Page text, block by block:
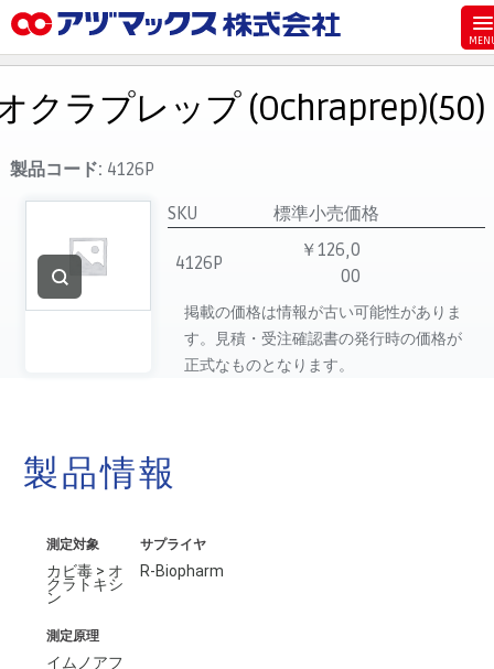
お気に入り
お買い物カゴ
ご注文
マイページ
主要取扱ブランド
クラプレップ (Ochraprep)(50)
製品コード: 4126P
SKU
標準小売価格
4126P
￥126,0
00
掲載の価格は情報が古い可能性がありま
す。見積・受注確認書の発行時の価格が
正式なものとなります。
製品情報
測定対象
カビ毒 > オ
クラトキシ
ン
サプライヤ
R-Biopharm
測定原理
イムノアフ